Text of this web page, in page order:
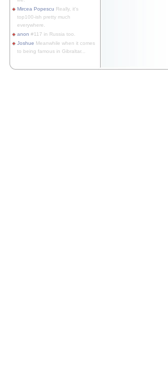
Mircea Popescu Really, it's
top100-ish pretty much
everywhere.
anon #117 in Russia too.
Joshue Meanwhile when it comes
to being famous in Gibraltar...